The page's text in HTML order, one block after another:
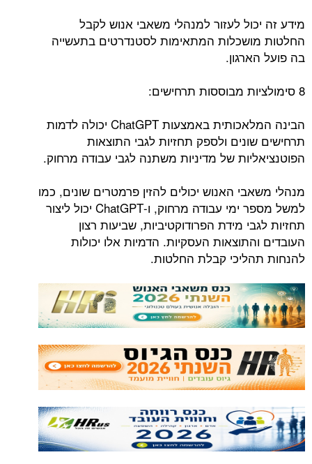
מידע זה יכול לעזור למנהלי משאבי אנוש לקבל
החלטות מושכלות המתאימות לסטנדרטים בתעשייה
בה פועל הארגון.
8 סימולציות מבוססות תרחישים:
הבינה המלאכותית באמצעות ChatGPT יכולה לדמות
תרחישים שונים ולספק תחזיות לגבי התוצאות
הפוטנציאליות של מדיניות משתנה לגבי עבודה מרחוק.
מנהלי משאבי האנוש יכולים להזין פרמטרים שונים, כמו
למשל מספר ימי עבודה מרחוק, ו-ChatGPT יכול ליצור
תחזיות לגבי מידת הפרודוקטיביות, שביעות רצון
העובדים והתוצאות העסקיות. הדמיות אלו יכולות
להנחות תהליכי קבלת החלטות.